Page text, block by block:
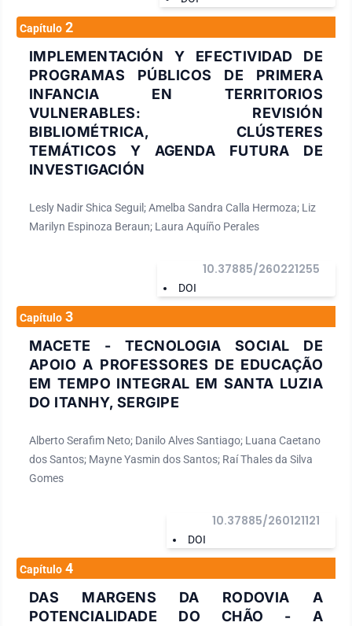
Capítulo 2
IMPLEMENTACIÓN Y EFECTIVIDAD DE
PROGRAMAS PÚBLICOS DE PRIMERA
INFANCIA EN TERRITORIOS
VULNERABLES: REVISIÓN
BIBLIOMÉTRICA, CLÚSTERES
TEMÁTICOS Y AGENDA FUTURA DE
INVESTIGACIÓN
Lesly Nadir Shica Seguil; Amelba Sandra Calla Hermoza; Liz
Marilyn Espinoza Beraun; Laura Aquíño Perales
DOI
10.37885/260221255
Capítulo 3
MACETE - TECNOLOGIA SOCIAL DE
APOIO A PROFESSORES DE EDUCAÇÃO
EM TEMPO INTEGRAL EM SANTA LUZIA
DO ITANHY, SERGIPE
Alberto Serafim Neto; Danilo Alves Santiago; Luana Caetano
dos Santos; Mayne Yasmin dos Santos; Raí Thales da Silva
Gomes
DOI
10.37885/260121121
Capítulo 4
DAS MARGENS DA RODOVIA A
POTENCIALIDADE DO CHÃO - A